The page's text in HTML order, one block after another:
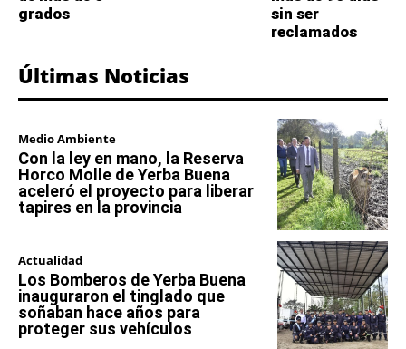
grados
sin ser
reclamados
Últimas Noticias
Medio Ambiente
Con la ley en mano, la Reserva
Horco Molle de Yerba Buena
aceleró el proyecto para liberar
tapires en la provincia
Actualidad
Los Bomberos de Yerba Buena
inauguraron el tinglado que
soñaban hace años para
proteger sus vehículos